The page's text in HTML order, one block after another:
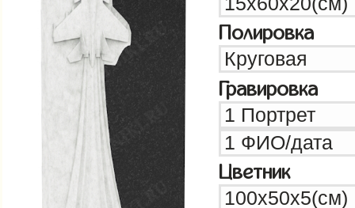
Полировка
Гравировка
Цветник